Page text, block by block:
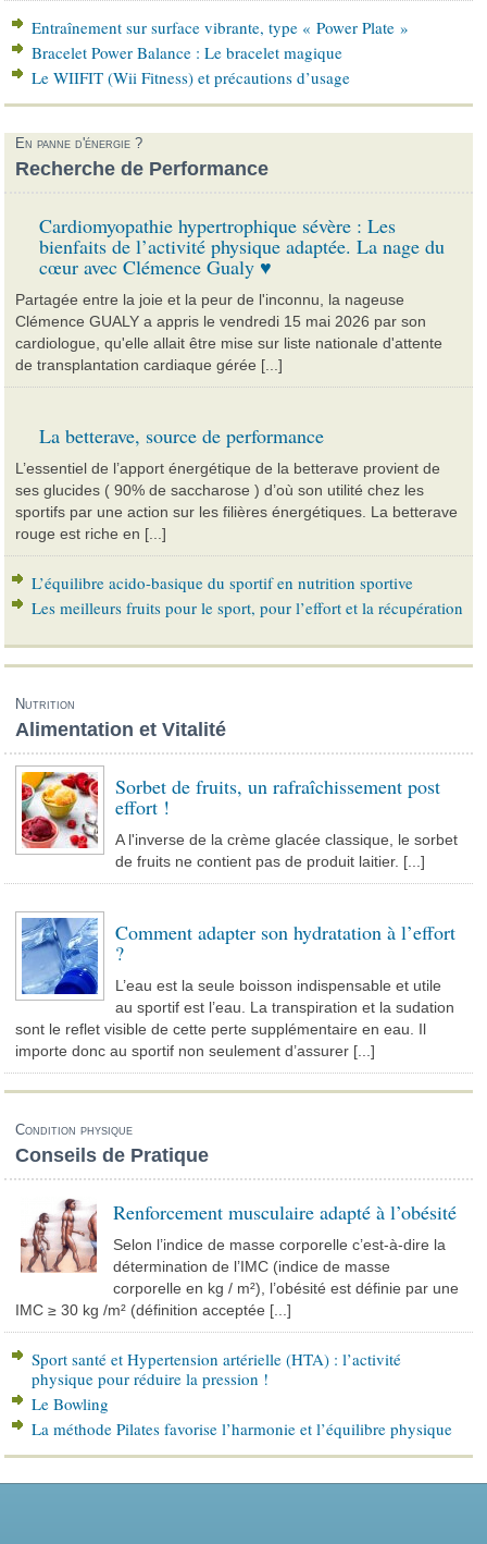
Entraînement sur surface vibrante, type « Power Plate »
Bracelet Power Balance : Le bracelet magique
Le WIIFIT (Wii Fitness) et précautions d’usage
En panne d'énergie ?
Recherche de Performance
Cardiomyopathie hypertrophique sévère : Les
bienfaits de l’activité physique adaptée. La nage du
cœur avec Clémence Gualy ♥
Partagée entre la joie et la peur de l'inconnu, la nageuse
Clémence GUALY a appris le vendredi 15 mai 2026 par son
cardiologue, qu'elle allait être mise sur liste nationale d'attente
de transplantation cardiaque gérée [...]
La betterave, source de performance
L’essentiel de l’apport énergétique de la betterave provient de
ses glucides ( 90% de saccharose ) d’où son utilité chez les
sportifs par une action sur les filières énergétiques. La betterave
rouge est riche en [...]
L’équilibre acido-basique du sportif en nutrition sportive
Les meilleurs fruits pour le sport, pour l’effort et la récupération
Nutrition
Alimentation et Vitalité
Sorbet de fruits, un rafraîchissement post
effort !
A l'inverse de la crème glacée classique, le sorbet
de fruits ne contient pas de produit laitier. [...]
Comment adapter son hydratation à l’effort
?
L’eau est la seule boisson indispensable et utile
au sportif est l’eau. La transpiration et la sudation
sont le reflet visible de cette perte supplémentaire en eau. Il
importe donc au sportif non seulement d’assurer [...]
Condition physique
Conseils de Pratique
Renforcement musculaire adapté à l’obésité
Selon l’indice de masse corporelle c’est-à-dire la
détermination de l’IMC (indice de masse
corporelle en kg / m²), l’obésité est définie par une
IMC ≥ 30 kg /m² (définition acceptée [...]
Sport santé et Hypertension artérielle (HTA) : l’activité
physique pour réduire la pression !
Le Bowling
La méthode Pilates favorise l’harmonie et l’équilibre physique